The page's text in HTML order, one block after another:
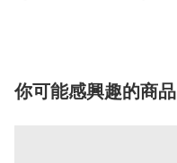
你可能感興趣的商品